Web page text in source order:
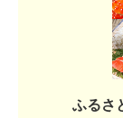
ふるさ